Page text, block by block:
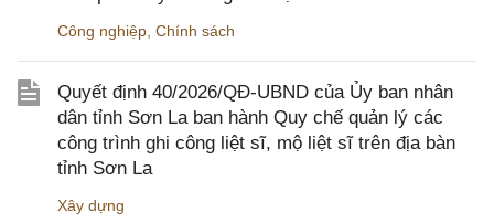
Công nghiệp Chính sách
Quyết định 40/2026/QĐ-UBND của Ủy ban nhân
dân tỉnh Sơn La ban hành Quy chế quản lý các
công trình ghi công liệt sĩ, mộ liệt sĩ trên địa bàn
tỉnh Sơn La
Xây dựng